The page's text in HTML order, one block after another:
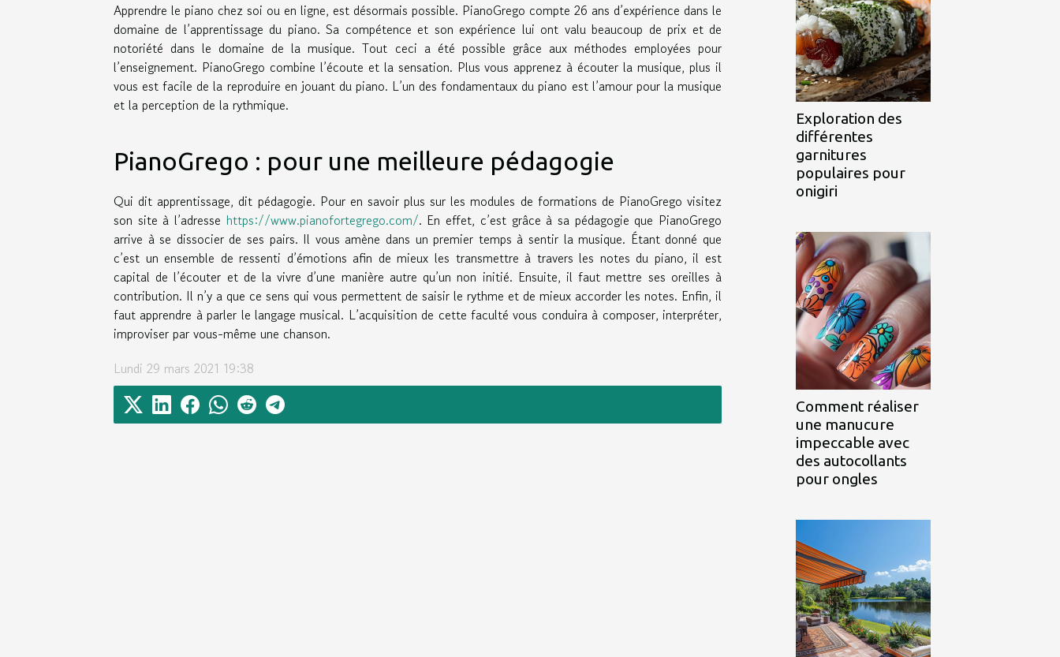
Apprendre le piano chez soi ou en ligne, est désormais possible. PianoGrego compte 26 ans d’expérience dans le
domaine de l’apprentissage du piano. Sa compétence et son expérience lui ont valu beaucoup de prix et de
notoriété dans le domaine de la musique. Tout ceci a été possible grâce aux méthodes employées pour
l’enseignement. PianoGrego combine l’écoute et la sensation. Plus vous apprenez à écouter la musique, plus il
vous est facile de la reproduire en jouant du piano. L’un des fondamentaux du piano est l’amour pour la musique
et la perception de la rythmique.
PianoGrego : pour une meilleure pédagogie
Qui dit apprentissage, dit pédagogie. Pour en savoir plus sur les modules de formations de PianoGrego visitez
son site à l’adresse https://www.pianofortegrego.com/. En effet, c’est grâce à sa pédagogie que PianoGrego
arrive à se dissocier de ses pairs. Il vous amène dans un premier temps à sentir la musique. Étant donné que
c’est un ensemble de ressenti d’émotions afin de mieux les transmettre à travers les notes du piano, il est
capital de l’écouter et de la vivre d’une manière autre qu’un non initié. Ensuite, il faut mettre ses oreilles à
contribution. Il n’y a que ce sens qui vous permettent de saisir le rythme et de mieux accorder les notes. Enfin, il
faut apprendre à parler le langage musical. L’acquisition de cette faculté vous conduira à composer, interpréter,
improviser par vous-même une chanson.
Lundi 29 mars 2021 19:38
Exploration des
différentes
garnitures
populaires pour
onigiri
Comment réaliser
une manucure
impeccable avec
des autocollants
pour ongles